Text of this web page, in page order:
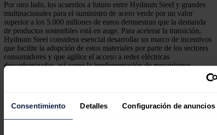
Consentimiento Detalles Configuración de anuncios
Por otro lado, los acuerdos a futuro entre Hydnum Steel y grandes
multinacionales para el suministro de acero verde por un valor
superior a los 5.000 millones de euros demuestran que la demanda
de productos sostenibles está en auge. Para acelerar la transición,
Hydnum Steel considera esencial desarrollar un marco de incentivos
que facilite la adopción de estos materiales por parte de los sectores
consumidores y que agilice el acceso a redes eléctricas
descarbonizadas, así como la implementación de mecanismos